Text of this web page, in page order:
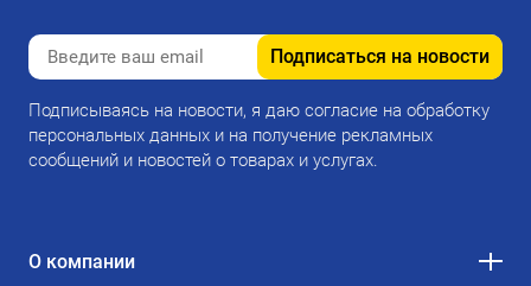
Подписаться на новости
Подписываясь на новости, я даю согласие на обработку
персональных данных и на получение рекламных
сообщений и новостей о товарах и услугах.
О компании